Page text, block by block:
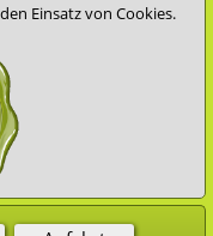
Einsatz von Cookies.